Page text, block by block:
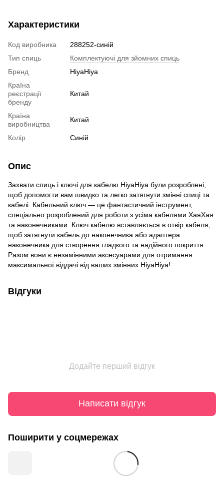
Характеристики
Код виробника
288252-синій
Тип спиць
Комплектуючі для зйомних спиць
Бренд
HiyaHiya
Країна
реєстрації
бренду
Китай
Країна
виробництва
Китай
Колір Синій
Опис
Захвати спиць і ключі для кабелю HiyaHiya були розроблені,
щоб допомогти вам швидко та легко затягнути змінні спиці та
кабелі. Кабельний ключ — це фантастичний інструмент,
спеціально розроблений для роботи з усіма кабелями ХаяХая
та наконечниками. Ключ кабелю вставляється в отвір кабеля,
щоб затягнути кабель до наконечника або адаптера
наконечника для створення гладкого та надійного покриття.
Разом вони є незамінними аксесуарами для отримання
максимальної віддачі від ваших змінних HiyaHiya!
Відгуки
Додайте перший відгук
Написати відгук
Поширити у соцмережах